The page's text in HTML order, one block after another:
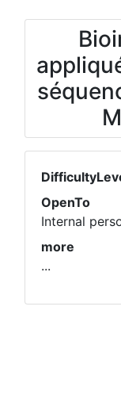
OpenTo
Internal
more
...